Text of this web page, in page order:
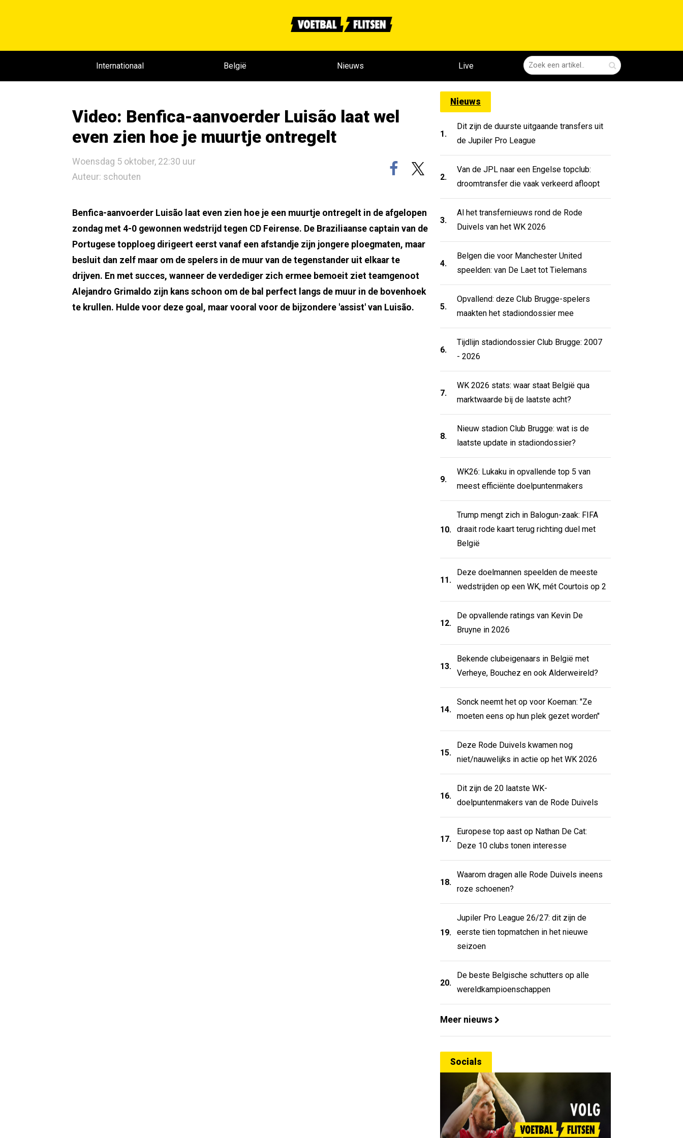
Internationaal België Nieuws Live
Video: Benfica-aanvoerder Luisão laat wel
even zien hoe je muurtje ontregelt
Woensdag 5 oktober, 22:30 uur
Auteur: schouten
Benfica-aanvoerder Luisão laat even zien hoe je een muurtje ontregelt in de afgelopen
zondag met 4-0 gewonnen wedstrijd tegen CD Feirense. De Braziliaanse captain van de
Portugese topploeg dirigeert eerst vanaf een afstandje zijn jongere ploegmaten, maar
besluit dan zelf maar om de spelers in de muur van de tegenstander uit elkaar te
drijven. En met succes, wanneer de verdediger zich ermee bemoeit ziet teamgenoot
Alejandro Grimaldo zijn kans schoon om de bal perfect langs de muur in de bovenhoek
te krullen. Hulde voor deze goal, maar vooral voor de bijzondere 'assist' van Luisão.
Nieuws
1.
Dit zijn de duurste uitgaande transfers uit
de Jupiler Pro League
2.
Van de JPL naar een Engelse topclub:
droomtransfer die vaak verkeerd afloopt
3.
Al het transfernieuws rond de Rode
Duivels van het WK 2026
4.
Belgen die voor Manchester United
speelden: van De Laet tot Tielemans
5.
Opvallend: deze Club Brugge-spelers
maakten het stadiondossier mee
6.
Tijdlijn stadiondossier Club Brugge: 2007
- 2026
7.
WK 2026 stats: waar staat België qua
marktwaarde bij de laatste acht?
8.
Nieuw stadion Club Brugge: wat is de
laatste update in stadiondossier?
9.
WK26: Lukaku in opvallende top 5 van
meest efficiënte doelpuntenmakers
10.
Trump mengt zich in Balogun-zaak: FIFA
draait rode kaart terug richting duel met
België
11.
Deze doelmannen speelden de meeste
wedstrijden op een WK, mét Courtois op 2
12.
De opvallende ratings van Kevin De
Bruyne in 2026
13.
Bekende clubeigenaars in België met
Verheye, Bouchez en ook Alderweireld?
14.
Sonck neemt het op voor Koeman: "Ze
moeten eens op hun plek gezet worden"
15.
Deze Rode Duivels kwamen nog
niet/nauwelijks in actie op het WK 2026
16.
Dit zijn de 20 laatste WK-
doelpuntenmakers van de Rode Duivels
17.
Europese top aast op Nathan De Cat:
Deze 10 clubs tonen interesse
18.
Waarom dragen alle Rode Duivels ineens
roze schoenen?
19.
Jupiler Pro League 26/27: dit zijn de
eerste tien topmatchen in het nieuwe
seizoen
20.
De beste Belgische schutters op alle
wereldkampioenschappen
Meer nieuws
Socials